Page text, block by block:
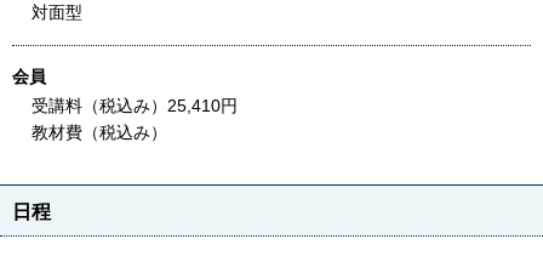
対面型
会員
受講料（税込み）25,410円
教材費（税込み）
日程